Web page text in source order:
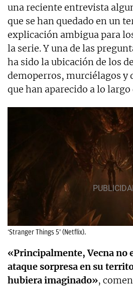
una reciente entrevista
que se han quedado en un
explicación ambigua para
la serie. Y una de las
ha sido la ubicación de los
demoperros, murciélagos y
que han aparecido a lo
‘Stranger Things 5’ (Netflix).
«Principalmente, Vecna no
ataque sorpresa en su
hubiera imaginado»,